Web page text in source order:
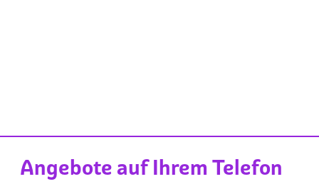
Angebote auf Ihrem Telefon